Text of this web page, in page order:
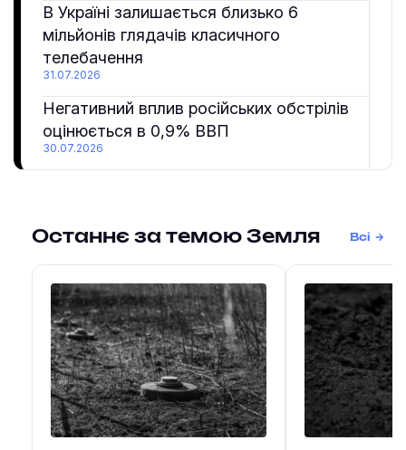
В Україні залишається близько 6
мільйонів глядачів класичного
телебачення
31.07.2026
Негативний вплив російських обстрілів
оцінюється в 0,9% ВВП
30.07.2026
Останнє за темою Земля Всі